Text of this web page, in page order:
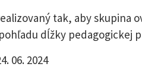
tak, aby
dĺžky pedagogickej
06. 2024